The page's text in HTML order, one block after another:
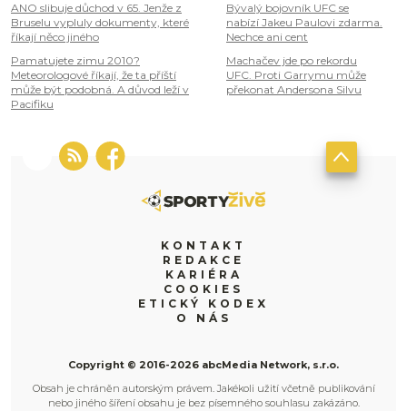
ANO slibuje důchod v 65. Jenže z
Bruselu vypluly dokumenty, které
říkají něco jiného
Pamatujete zimu 2010?
Meteorologové říkají, že ta příští
může být podobná. A důvod leží v
Pacifiku
Bývalý bojovník UFC se
nabízí Jakeu Paulovi zdarma.
Nechce ani cent
Machačev jde po rekordu
UFC. Proti Garrymu může
překonat Andersona Silvu
KONTAKT
REDAKCE
KARIÉRA
COOKIES
ETICKÝ KODEX
O NÁS
Copyright © 2016-2026 abcMedia Network, s.r.o.
Obsah je chráněn autorským právem. Jakékoli užití včetně publikování
nebo jiného šíření obsahu je bez písemného souhlasu zakázáno.